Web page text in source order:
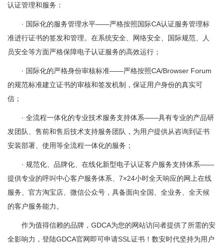
认证管理和服务：
· 国际化的服务管理水平——严格按照国际CA认证服务管理标
准进行证书的签发和管理。在系统安全、网络安全、国际规范、人
员安全等方面严格保障电子认证服务的高效运行；
· 国际化的严格身份审核标准——严格按照CA/Browser Forum
的规范标准建立证书的审核和签发机制，保证用户身份的真实可
信；
· 全流程一体化的专业技术服务支持体系——具有专业的产品研
发团队、售前和售后技术支持服务团队，为用户提供从咨询到证书
安装部署、使用等全流程一体化的服务；
· 规范化、品牌化、在线化新型电子认证客户服务支持体系——
提供专业的呼叫中心客户服务体系、7×24小时全天响应的网上在线
服务、官方淘宝店、微信公众号，具备面向全国、全业务、全天候
的客户服务能力。
作为值得信赖的品牌，GDCA为您的网站访问者提供了所需的安
全影响力，登陆GDCA官网即可申请SSL证书！数安时代坚持为用户